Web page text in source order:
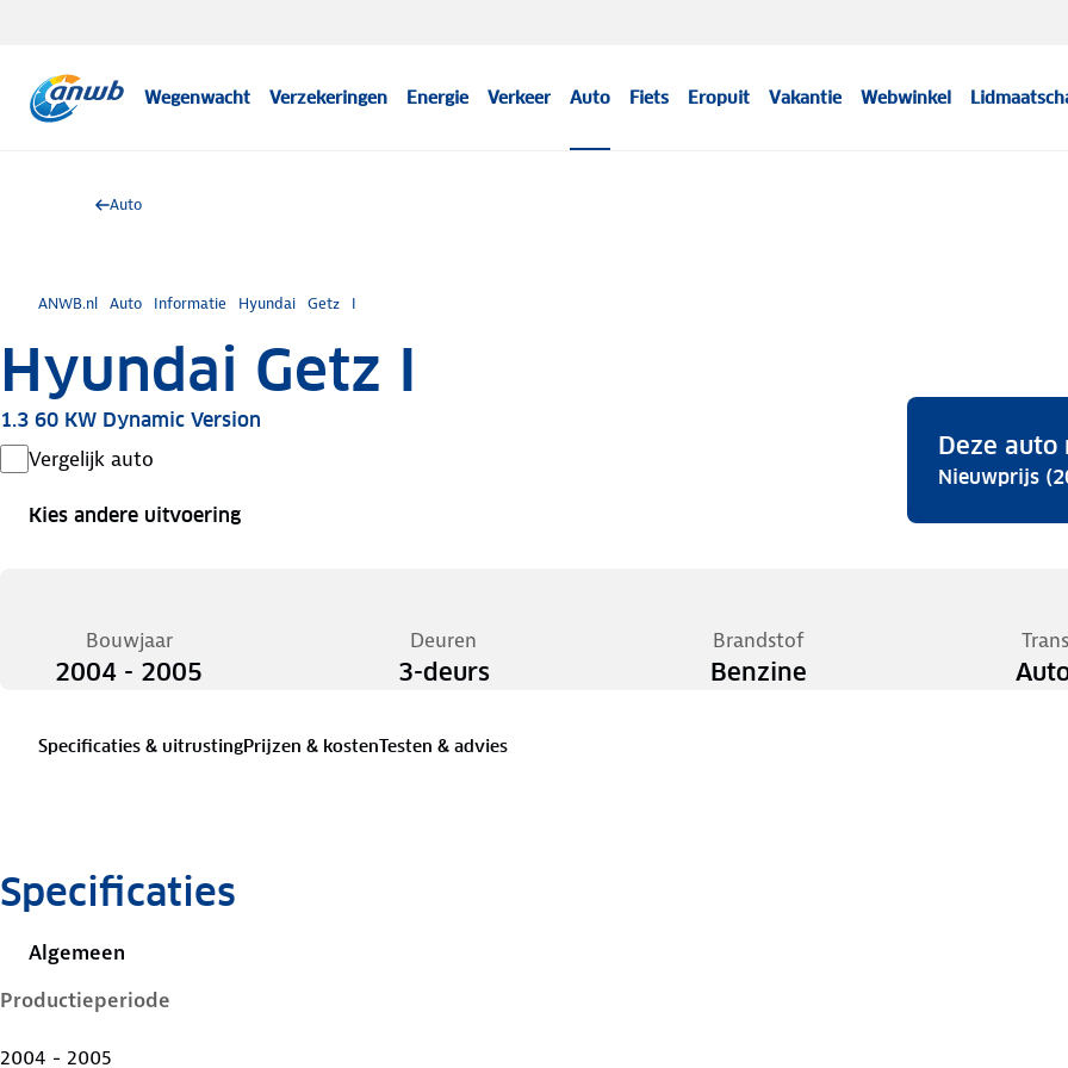
Wegenwacht Verzekeringen Energie Verkeer Auto Fiets Eropuit Vakantie Webwinkel
Auto
ANWB.nl Auto Informatie Hyundai Getz I
Hyundai Getz I
1.3 60 KW Dynamic Version
Vergelijk auto
Kies andere uitvoering
Deze auto
Nieuwprijs
Bouwjaar
2004 - 2005
Deuren
3-deurs
Brandstof
Benzine
Specificaties & uitrustingPrijzen & kostenTesten & advies
Specificaties
Algemeen
Productieperiode
2004 - 2005